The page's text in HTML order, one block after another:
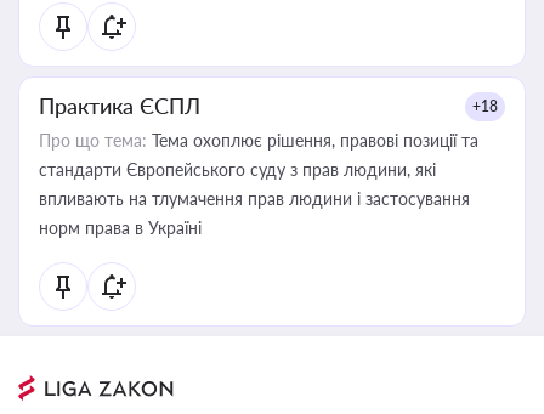
Практика ЄСПЛ +18
Про що тема: Тема охоплює рішення, правові позиції та
стандарти Європейського суду з прав людини, які
впливають на тлумачення прав людини і застосування
норм права в Україні